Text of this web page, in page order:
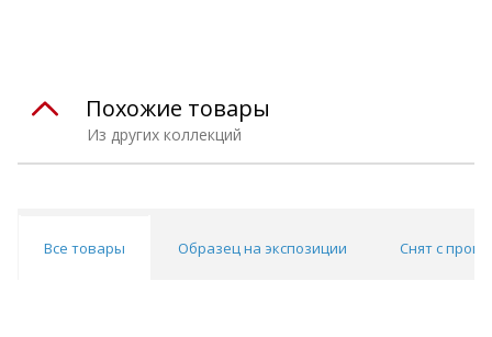
Из других коллекций
Похожие товары
Все товары Образец на экспозиции Снят с